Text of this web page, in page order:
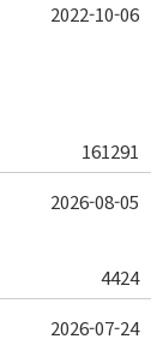
161291
2022-10-06
4424
2026-08-05
2026-07-24